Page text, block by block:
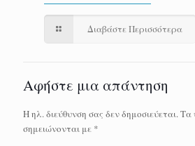
Διαβάστε Περισσότερα
Αφήστε μια απάντηση
Η ηλ. διεύθυνση σας δεν δημοσιεύεται.Τα
σημειώνονται με *